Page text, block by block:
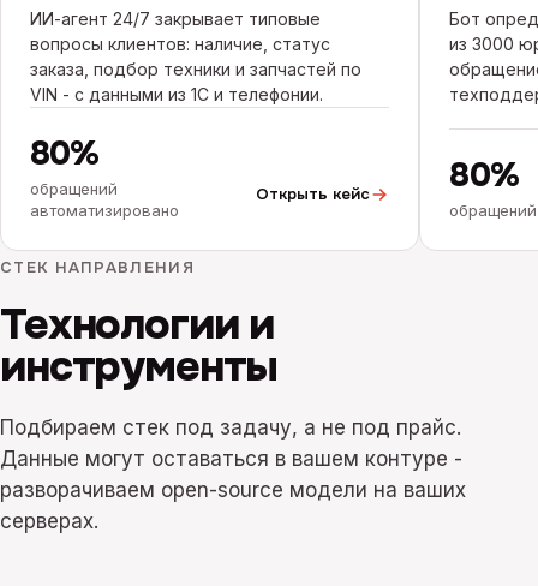
ИИ-агент 24/7 закрывает типовые
вопросы клиентов: наличие, статус
заказа, подбор техники и запчастей по
VIN - с данными из 1С и телефонии.
80%
обращений
автоматизировано
Открыть кейс
Бот
из 3000
80%
СТЕК НАПРАВЛЕНИЯ
Технологии и
инструменты
Подбираем стек под задачу, а не под прайс.
Данные могут оставаться в вашем контуре -
разворачиваем open-source модели на ваших
серверах.